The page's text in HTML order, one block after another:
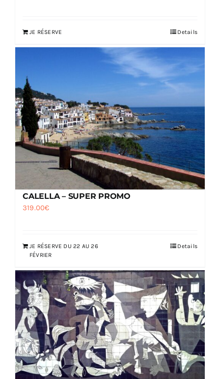
JE RÉSERVE Details
CALELLA – SUPER PROMO
319.00€
JE RÉSERVE DU 22 AU 26
FÉVRIER
Details